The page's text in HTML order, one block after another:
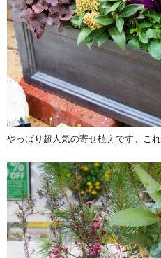
やっぱり超人気の寄せ植えです。こ